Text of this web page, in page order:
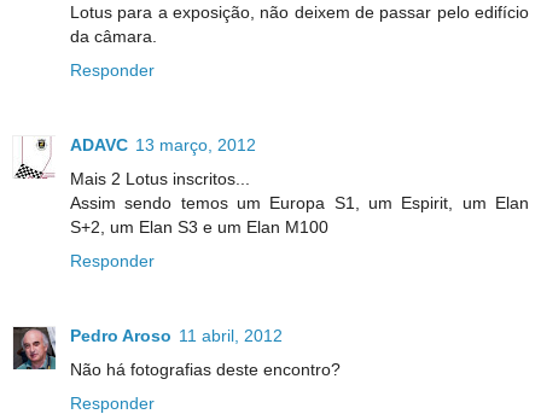
Lotus para a exposição, não deixem de passar pelo edifício
da câmara.
Responder
ADAVC 13 março, 2012
Mais 2 Lotus inscritos...
Assim sendo temos um Europa S1, um Espirit, um Elan
S+2, um Elan S3 e um Elan M100
Responder
Pedro Aroso 11 abril, 2012
Não há fotografias deste encontro?
Responder